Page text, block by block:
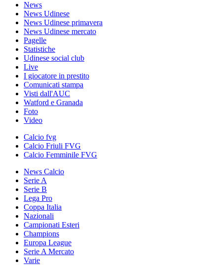
News
News Udinese
News Udinese primavera
News Udinese mercato
Pagelle
Statistiche
Udinese social club
Live
I giocatore in prestito
Comunicati stampa
Visti dall'AUC
Watford e Granada
Foto
Video
Calcio fvg
Calcio Friuli FVG
Calcio Femminile FVG
News Calcio
Serie A
Serie B
Lega Pro
Coppa Italia
Nazionali
Campionati Esteri
Champions
Europa League
Serie A Mercato
Varie